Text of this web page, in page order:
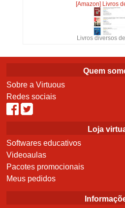
[Amazon] Livros
Livros diversos
Quem
Sobre a Virtuous
Redes sociais
Loja
Softwares educativos
Videoaulas
Pacotes promocionais
Meus pedidos